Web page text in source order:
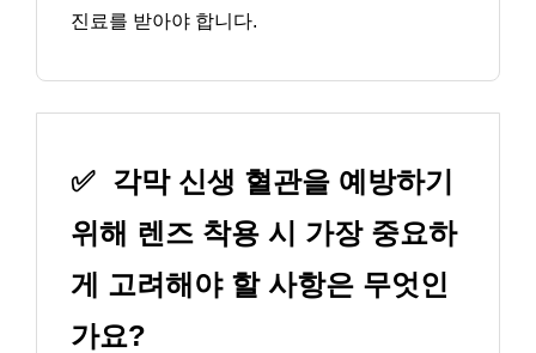
진료를 받아야 합니다.
✅ 각막 신생 혈관을 예방하기
위해 렌즈 착용 시 가장 중요하
게 고려해야 할 사항은 무엇인
가요?